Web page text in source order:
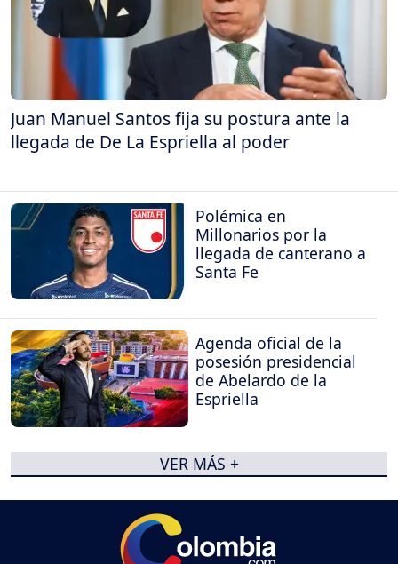
Juan Manuel Santos fija su postura ante la
llegada de De La Espriella al poder
Polémica en
Millonarios por la
llegada de canterano a
Santa Fe
Agenda oficial de la
posesión presidencial
de Abelardo de la
Espriella
VER MÁS +